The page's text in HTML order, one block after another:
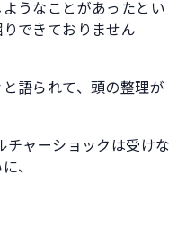
うなことがあったとい
できておりません
語られて、頭の整理が
チャーショックは受けな
、